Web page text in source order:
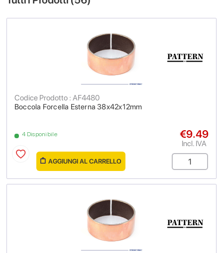
Boccola Forcella Esterna 38x42x12mm
Codice Prodotto : AF4480
4 Disponibile €9.49
Incl. IVA
AGGIUNGI AL CARRELLO